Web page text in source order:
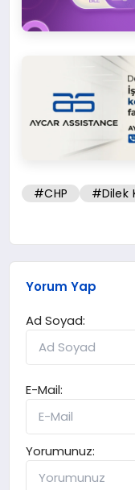
#CHP #Dilek
Yorum Yap
Ad Soyad:
E-Mail:
Yorumunuz: